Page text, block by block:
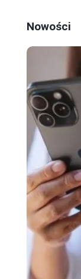
Nowości